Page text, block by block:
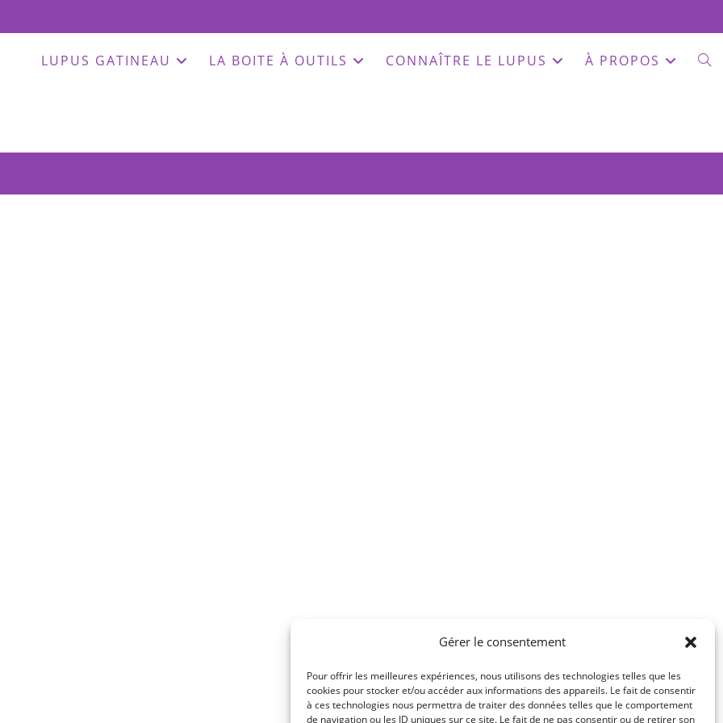
Gérer le consentement
Pour offrir les meilleures expériences, nous utilisons des technologies telles que les
cookies pour stocker et/ou accéder aux informations des appareils. Le fait de consentir
à ces technologies nous permettra de traiter des données telles que le comportement
de navigation ou les ID uniques sur ce site. Le fait de ne pas consentir ou de retirer son
LUPUS GATINEAU LA BOITE À OUTILS CONNAÎTRE LE LUPUS À PROPOS